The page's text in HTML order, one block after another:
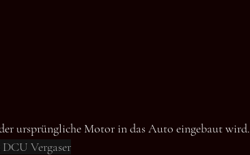
ursprüngliche Motor in das Auto eingebaut wird.
DCU Vergaser